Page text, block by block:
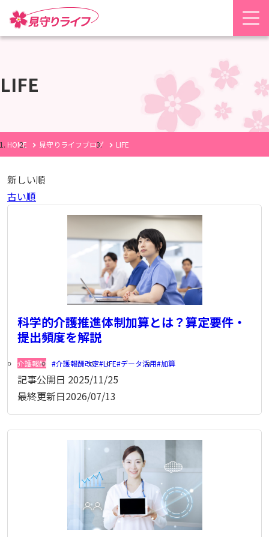
LIFE
HOME 見守りライフブログ LIFE
新しい順
古い順
科学的介護推進体制加算とは？算定要件・
提出頻度を解説
介護報酬 介護報酬改定 LIFE データ活用 加算
記事公開日 2025/11/25
最終更新日2026/07/13